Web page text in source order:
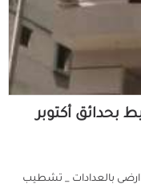
بحدائق أكتوبر
ارضى بالعدادات _ تشطيب